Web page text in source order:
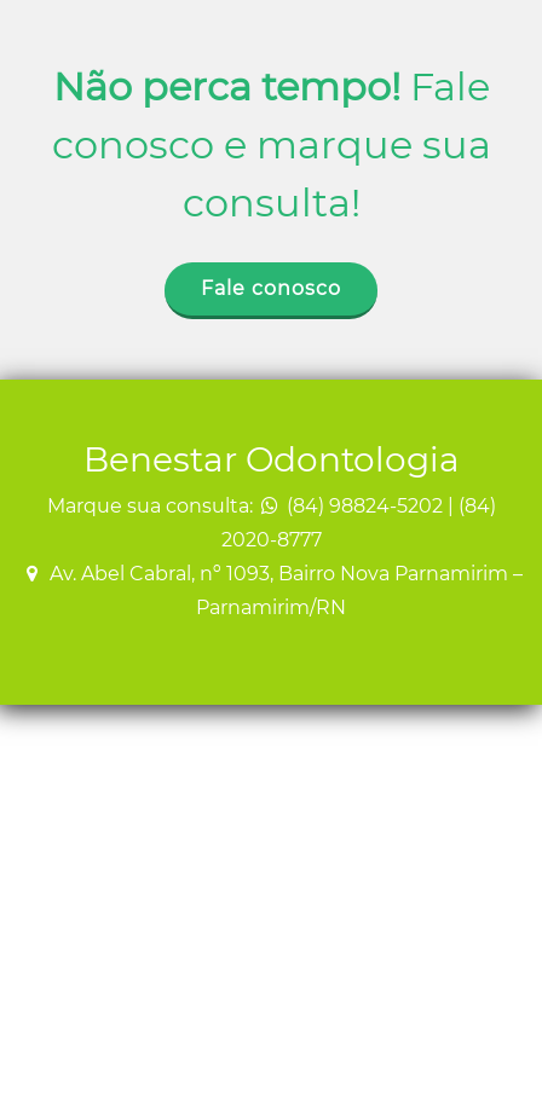
Não perca tempo! Fale
conosco e marque sua
consulta!
Fale conosco
Benestar Odontologia
Marque sua consulta:
(84) 98824-5202 | (84)
2020-8777
Av. Abel Cabral, nº 1093, Bairro Nova Parnamirim –
Parnamirim/RN